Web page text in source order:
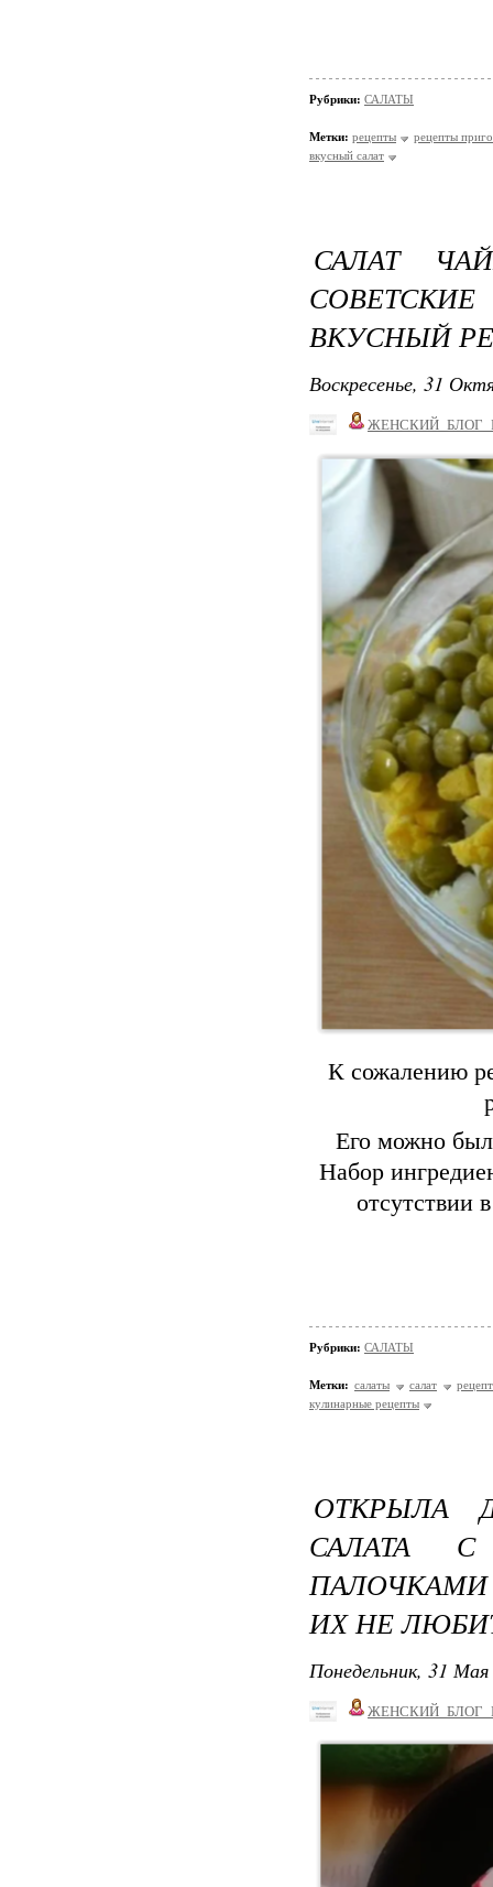
Рубрики: САЛАТЫ
Метки: рецепты
рецепты
вкусный салат
САЛАТ
ВКУСНЫЙ
Воскресенье, 31
К сожалению
Его можно
Набор
отсутствии
Рубрики: САЛАТЫ
Метки: салаты салат
кулинарные рецепты
ОТКРЫЛА
САЛАТА
ПАЛОЧКАМИ
ИХ НЕ
Понедельник, 31